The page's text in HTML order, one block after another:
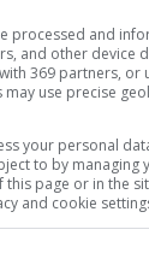
dot pasi filloi
ta bëjë.
lajmet nga
processed and
and other device
369 partners, or
use precise
your personal
to by
page or in the
and cookie